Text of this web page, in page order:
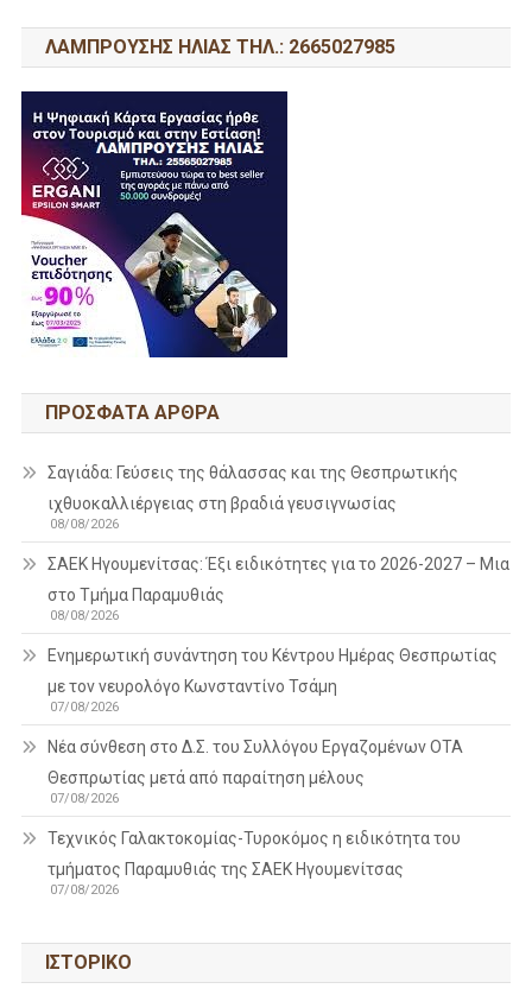
ΛΑΜΠΡΟΥΣΗΣ ΗΛΙΑΣ ΤΗΛ.: 2665027985
ΠΡΌΣΦΑΤΑ ΆΡΘΡΑ
Σαγιάδα: Γεύσεις της θάλασσας και της Θεσπρωτικής
ιχθυοκαλλιέργειας στη βραδιά γευσιγνωσίας
08/08/2026
ΣΑΕΚ Ηγουμενίτσας: Έξι ειδικότητες για το 2026-2027 – Μια
στο Τμήμα Παραμυθιάς
08/08/2026
Ενημερωτική συνάντηση του Κέντρου Ημέρας Θεσπρωτίας
με τον νευρολόγο Κωνσταντίνο Τσάμη
07/08/2026
Νέα σύνθεση στο Δ.Σ. του Συλλόγου Εργαζομένων ΟΤΑ
Θεσπρωτίας μετά από παραίτηση μέλους
07/08/2026
Τεχνικός Γαλακτοκομίας-Τυροκόμος η ειδικότητα του
τμήματος Παραμυθιάς της ΣΑΕΚ Ηγουμενίτσας
07/08/2026
ΙΣΤΟΡΙΚΌ